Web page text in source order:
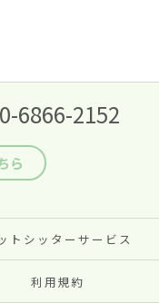
6866-2152
ら
トシッターサービス
利用規約